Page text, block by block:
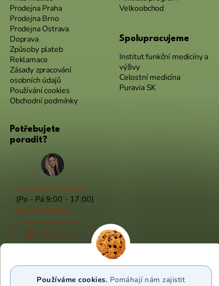
Používáme cookies. Pomáhají nám zajistit
Prodejna Praha
Prodejna Brno
Prodejna Ostrava
Doprava
Způsoby plateb
Reklamace
Zásady zpracování
osobních údajů
Používání cookies
Obchodní podmínky
Velkoobchod
Spolupracujeme
Institut funkční medicíny a
výživy
Celostní medicína
Puravia SK
Potřebujete
poradit?
+420 227 072 207
(Po - Pá 9:00 - 17:00)
info@puravia.cz
WhatsApp
Sledujte nás